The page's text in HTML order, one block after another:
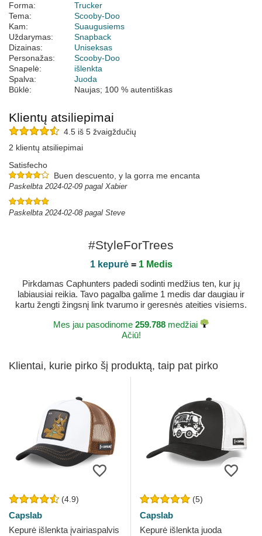
Forma:
Trucker
Tema:
Scooby-Doo
Kam:
Suaugusiems
Uždarymas:
Snapback
Dizainas:
Uniseksas
Personažas:
Scooby-Doo
Snapelė:
išlenkta
Spalva:
Juoda
Būklė:
Naujas; 100 % autentiškas
Klientų atsiliepimai
4.5 iš 5 žvaigždučių
2 klientų atsiliepimai
Satisfecho
Buen descuento, y la gorra me encanta
Paskelbta 2024-02-09 pagal Xabier
Paskelbta 2024-02-08 pagal Steve
#StyleForTrees
1 kepurė= 1 Medis
Pirkdamas Caphunters padedi sodinti medžius ten, kur jų
labiausiai reikia. Tavo pagalba galime 1 medis dar daugiau ir
kartu žengti žingsnį link tvarumo ir geresnės ateities visiems.
Mes jau pasodinome 259.788 medžiai
Ačiū!
Klientai, kurie pirko šį produktą, taip pat pirko
(4.9)
Capslab
Kepurė išlenkta įvairiaspalvis
(5)
Capslab
Kepurė išlenkta juoda